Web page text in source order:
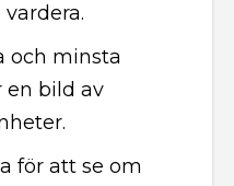
och minsta
en bild av
för att se om